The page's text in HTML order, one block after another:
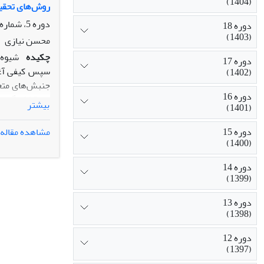
روش‌های
دوره 5، شماره 2، تابستان 1390، صفحه
محسن نیازی
چکیده
سپس کیفی
جنبش‌های
غلبة
محدودیت‌‌های
مهم
روش تلفیقی
بیشتر
مشاهده مقاله
دوره 18
(1403)
دوره 17
(1402)
دوره 16
(1401)
دوره 15
(1400)
دوره 14
(1399)
دوره 13
(1398)
دوره 12
(1397)